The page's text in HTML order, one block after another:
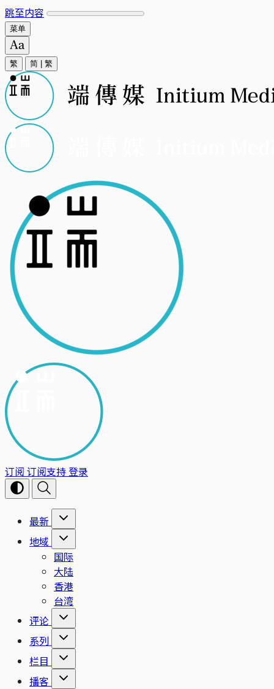
跳至内容
菜单
繁 简 繁
订阅 订阅支持登录
最新
地域
国际
大陆
香港
台湾
评论
系列
栏目
播客